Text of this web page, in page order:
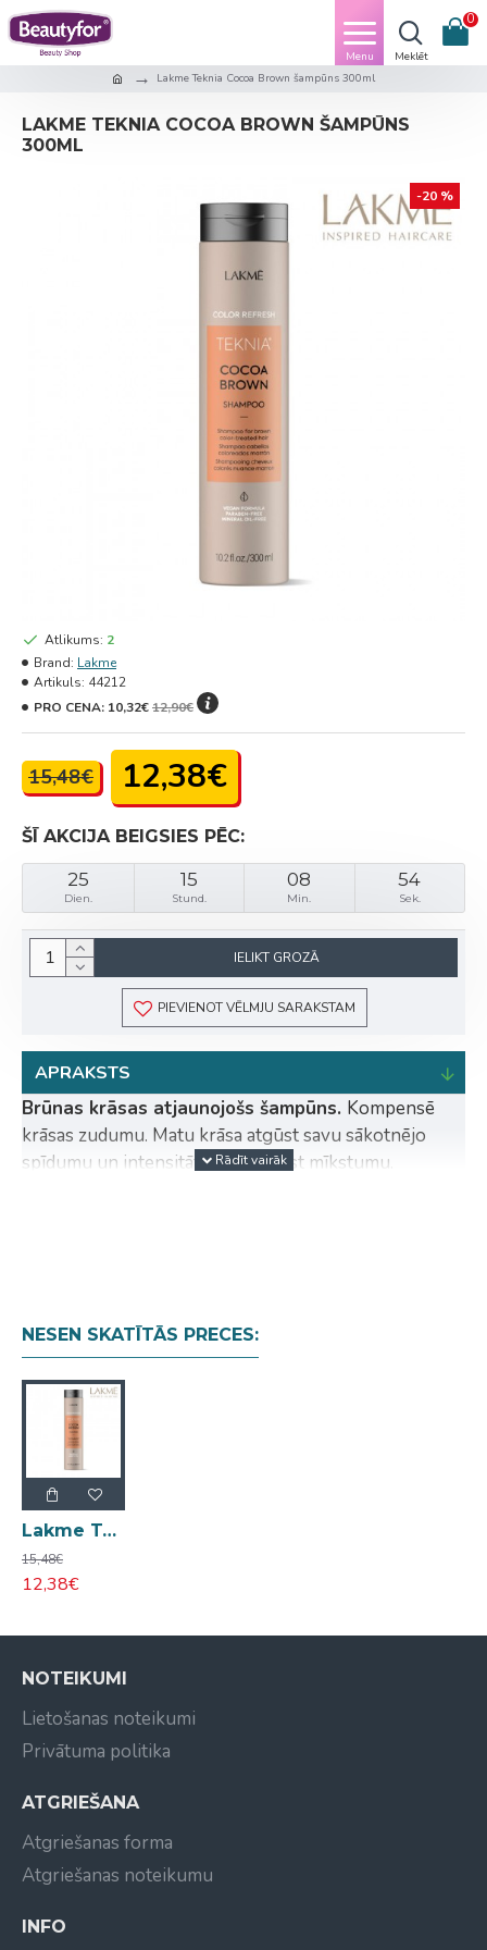
0
Lakme Teknia Cocoa Brown šampūns 300ml
LAKME TEKNIA COCOA BROWN ŠAMPŪNS
300ML
-20 %
ŠĪ AKCIJA BEIGSIES PĒC:
25
Dien.
15
Stund.
08
Min.
54
Sek.
15,48€ 12,38€
Atlikums: 2
Brand: Lakme
Artikuls: 44212
PRO CENA: 10,32€12,90€
IELIKT GROZĀ
PIEVIENOT VĒLMJU SARAKSTAM
APRAKSTS
Brūnas krāsas atjaunojošs šampūns. Kompensē
krāsas zudumu. Matu krāsa atgūst savu sākotnējo
spīdumu un intensitāti. Mati atgūst mīkstumu.
Izskalot.
NESEN SKATĪTĀS PRECES:
Lakme Teknia Cocoa Brown šampūns 300ml
15,48€
12,38€
NOTEIKUMI
Lietošanas noteikumi
Privātuma politika
ATGRIEŠANA
Atgriešanas forma
Atgriešanas noteikumu
INFO